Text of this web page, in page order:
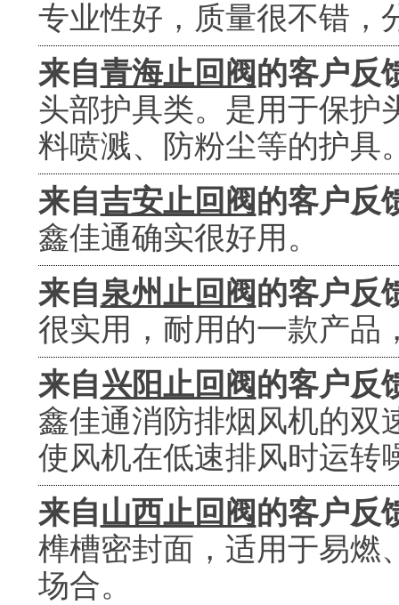
专业性好，质量很不错，
来自青海止回阀的客户反
头部护具类。是用于保护
料喷溅、防粉尘等的护具
来自吉安止回阀的客户反
鑫佳通确实很好用。
来自泉州止回阀的客户反
很实用，耐用的一款产品
来自兴阳止回阀的客户反
鑫佳通消防排烟风机的双
使风机在低速排风时运转
来自山西止回阀的客户反
榫槽密封面，适用于易燃
场合。